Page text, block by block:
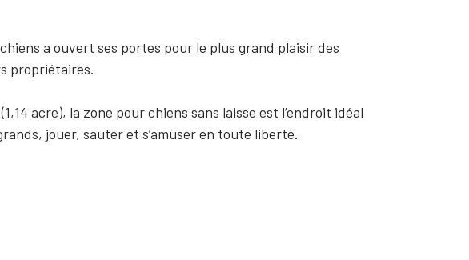
a ouvert ses portes pour le plus grand plaisir des
propriétaires.
acre), la zone pour chiens sans laisse est l’endroit idéal
jouer, sauter et s’amuser en toute liberté.